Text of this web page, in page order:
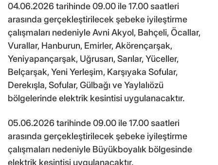
04.06.2026 tarihinde 09.00 ile 17.00 saatleri
arasında gerçekleştirilecek şebeke iyileştirme
çalışmaları nedeniyle Avni Akyol, Bahçeli, Öcallar,
Vurallar, Hanburun, Emirler, Akörençarşak,
Yeniyapançarşak, Uğrusarı, Sarılar, Yüceller,
Belçarşak, Yeni Yerleşim, Karşıyaka Sofular,
Derekışla, Sofular, Gülbağı ve Yaylalıözü
bölgelerinde elektrik kesintisi uygulanacaktır.
05.06.2026 tarihinde 09.00 ile 17.00 saatleri
arasında gerçekleştirilecek şebeke iyileştirme
çalışmaları nedeniyle Büyükboyalık bölgesinde
elektrik kesintisi uygulanacaktır.